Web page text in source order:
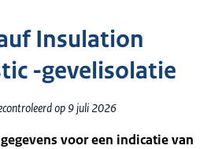
Insulation
-gevelisolatie
op 9 juli 2026
voor een indicatie van